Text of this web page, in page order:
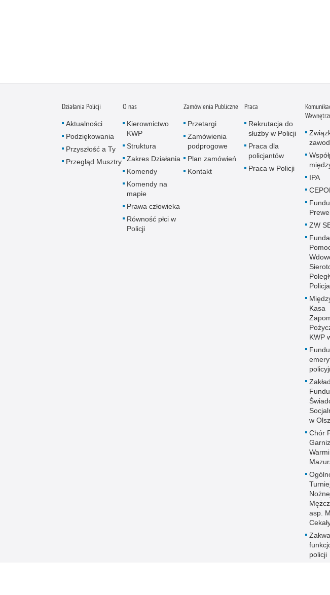
Działania Policji
Aktualności
Podziękowania
Przyszłość a Ty
Przegląd Musztry
O nas
Kierownictwo
KWP
Struktura
Zakres Działania
Komendy
Komendy na
mapie
Prawa człowieka
Równość płci w
Policji
Zamówienia Publiczne
Przetargi
Zamówienia
podprogowe
Plan zamówień
Kontakt
Praca
Rekrutacja do
służby w Policji
Praca dla
policjantów
Praca w Policji
IPA
CEPOL
ZW
Kasa
KWP
w
Chór
asp.
policji